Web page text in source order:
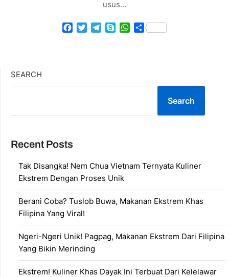
usus…
Facebook
TwitterTelegram
SkypeWhatsApp
Share
SEARCH
Search
Recent Posts
Tak Disangka! Nem Chua Vietnam Ternyata Kuliner
Ekstrem Dengan Proses Unik
Berani Coba? Tuslob Buwa, Makanan Ekstrem Khas
Filipina Yang Viral!
Ngeri-Ngeri Unik! Pagpag, Makanan Ekstrem Dari Filipina
Yang Bikin Merinding
Ekstrem! Kuliner Khas Dayak Ini Terbuat Dari Kelelawar